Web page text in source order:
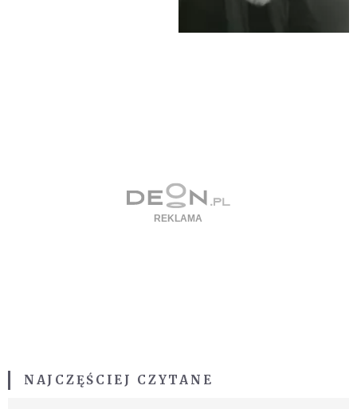
NAJCZĘŚCIEJ CZYTANE